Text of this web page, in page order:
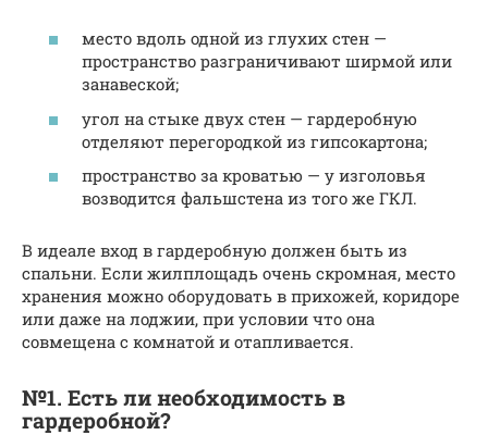
место вдоль одной из глухих стен —
пространство разграничивают ширмой или
занавеской;
угол на стыке двух стен — гардеробную
отделяют перегородкой из гипсокартона;
пространство за кроватью — у изголовья
возводится фальшстена из того же ГКЛ.
В идеале вход в гардеробную должен быть из
спальни. Если жилплощадь очень скромная, место
хранения можно оборудовать в прихожей, коридоре
или даже на лоджии, при условии что она
совмещена с комнатой и отапливается.
№1. Есть ли необходимость в
гардеробной?